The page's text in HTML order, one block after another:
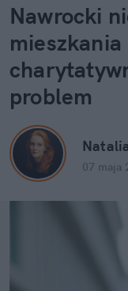
Nawrocki
mieszkania
problem
07 maja